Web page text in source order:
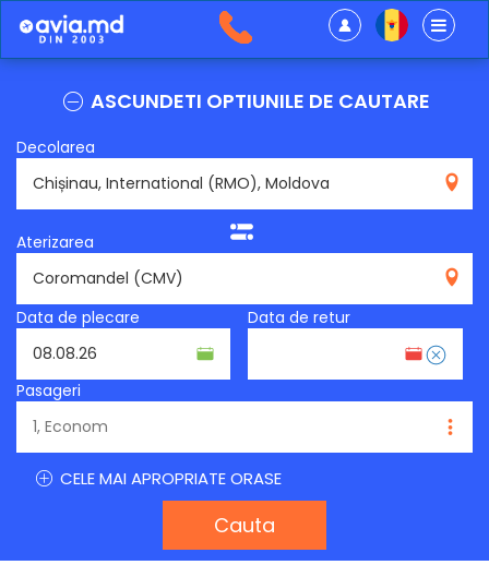
ASCUNDETI OPTIUNILE DE CAUTARE
Decolarea
Aterizarea
Data de plecare
Data de retur
Pasageri
CELE MAI APROPRIATE ORASE
Cauta